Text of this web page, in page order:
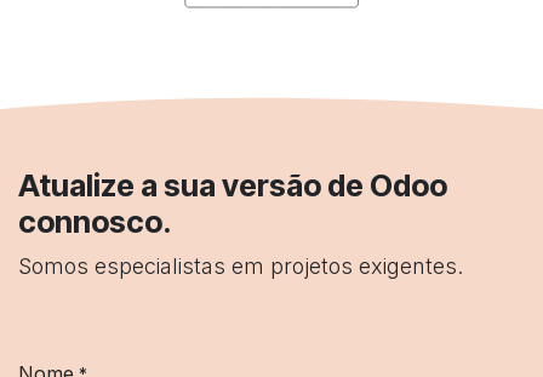
Atualize a sua versão de Odoo
connosco.
Somos especialistas em projetos exigentes.